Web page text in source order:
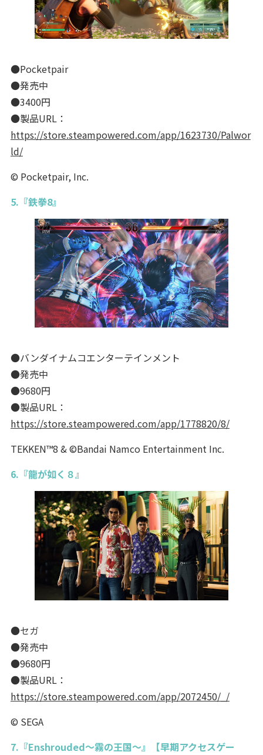
●Pocketpair
●発売中
●3400円
●製品URL：
https://store.steampowered.com/app/1623730/Palwor
ld/
© Pocketpair, Inc.
5.『鉄拳8』
●バンダイナムコエンターテインメント
●発売中
●9680円
●製品URL：
https://store.steampowered.com/app/1778820/8/
TEKKEN™8 & ©Bandai Namco Entertainment Inc.
6.『龍が如く８』
●セガ
●発売中
●9680円
●製品URL：
https://store.steampowered.com/app/2072450/_/
© SEGA
7.『Enshrouded～霧の王国～』【早期アクセスゲー